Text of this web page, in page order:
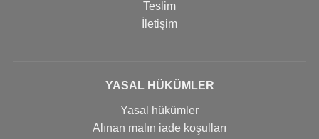
Teslim
İletişim
YASAL HÜKÜMLER
Yasal hükümler
Alınan malın iade koşulları